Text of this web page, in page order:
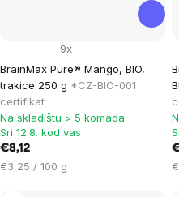
BrainMax Pure® Mango, BIO,
trakice 250 g *CZ-BIO-001
certifikat
9x
Na skladištu > 5 komada
Sri 12.8. kod vas
€8,12
Cijena
€3,25 / 100 g